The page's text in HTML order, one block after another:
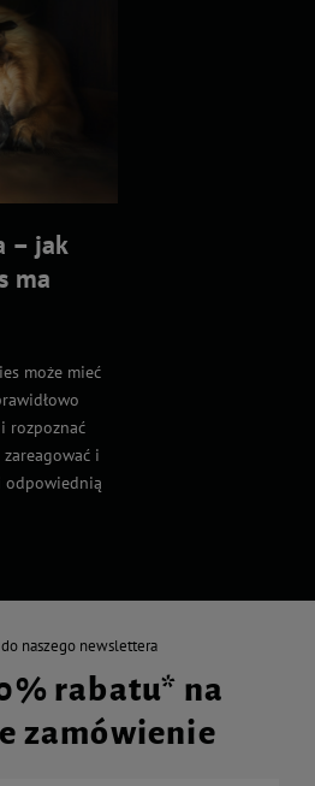
– jak
ma
może mieć
rozpoznać
i
odpowiednią
naszego newslettera
rabatu* na
zamówienie